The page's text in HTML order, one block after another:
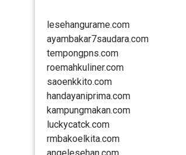
lesehangurame.com
ayambakar7saudara.com
tempongpns.com
roemahkuliner.com
saoenkkito.com
handayaniprima.com
kampungmakan.com
luckycatck.com
rmbakoelkita.com